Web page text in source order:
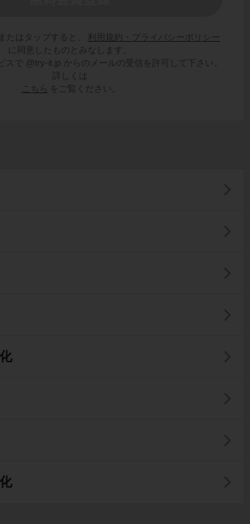
たはタップすると、
利用規約・プライバシーポリシー
に同意したものとみなします。
スで @try-it.jp からのメールの受信を許可して下さい。
詳しくは
こちら
をご覧ください。